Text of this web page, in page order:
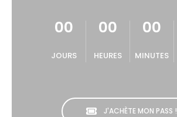
00
JOURS
00
HEURES
00
MINUTES
J'ACHÈTE MON PASS !